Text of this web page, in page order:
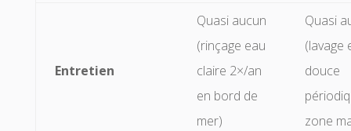
Entretien
Quasi aucun
(rinçage eau
claire 2×/an
en bord de
mer)
Quasi
(lavage
douce
zone